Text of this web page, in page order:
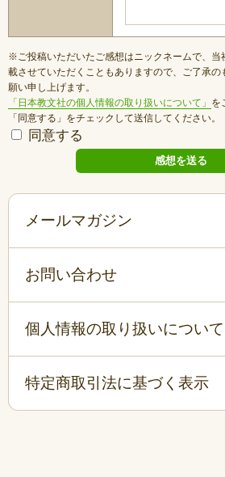
※ご投稿いただいたご感想はニックネームで、当
載させていただくこともありますので、ご了承
願い申し上げます。
「日本教文社の個人情報の取り扱いについて」 を
「同意する」をチェックして送信してください。
同意する
メールマガジン
お問い合わせ
個人情報の取り扱いについて
特定商取引法に基づく表示